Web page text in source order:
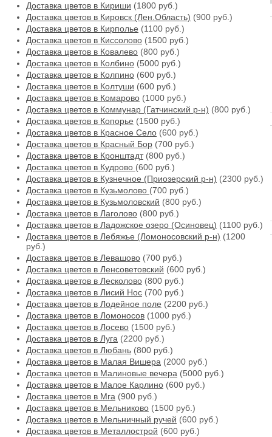
Доставка цветов в Кириши (1800 руб.)
Доставка цветов в Кировск (Лен.Область) (900 руб.)
Доставка цветов в Кирполье (1100 руб.)
Доставка цветов в Киссолово (1500 руб.)
Доставка цветов в Ковалево (800 руб.)
Доставка цветов в Колбино (5000 руб.)
Доставка цветов в Колпино (600 руб.)
Доставка цветов в Колтуши (600 руб.)
Доставка цветов в Комарово (1000 руб.)
Доставка цветов в Коммунар (Гатчинский р-н) (800 руб.)
Доставка цветов в Копорье (1500 руб.)
Доставка цветов в Красное Село (600 руб.)
Доставка цветов в Красный Бор (700 руб.)
Доставка цветов в Кронштадт(800 руб.)
Доставка цветов в Кудрово (600 руб.)
Доставка цветов в Кузнечное (Приозерский р-н) (2300 руб.)
Доставка цветов в Кузьмолово (700 руб.)
Доставка цветов в Кузьмоловский (800 руб.)
Доставка цветов в Лаголово (800 руб.)
Доставка цветов в Ладожское озеро (Осиновец) (1100 руб.)
Доставка цветов в Лебяжье (Ломоносовский р-н) (1200
руб.)
Доставка цветов в Левашово (700 руб.)
Доставка цветов в Ленсоветовский (600 руб.)
Доставка цветов в Лесколово (800 руб.)
Доставка цветов в Лисий Нос (700 руб.)
Доставка цветов в Лодейное поле (2200 руб.)
Доставка цветов в Ломоносов (1000 руб.)
Доставка цветов в Лосево (1500 руб.)
Доставка цветов в Луга (2200 руб.)
Доставка цветов в Любань (800 руб.)
Доставка цветов в Малая Вишера (2000 руб.)
Доставка цветов в Малиновые вечера (5000 руб.)
Доставка цветов в Малое Карлино (600 руб.)
Доставка цветов в Мга (900 руб.)
Доставка цветов в Мельниково (1500 руб.)
Доставка цветов в Мельничный ручей (600 руб.)
Доставка цветов в Металлострой (600 руб.)